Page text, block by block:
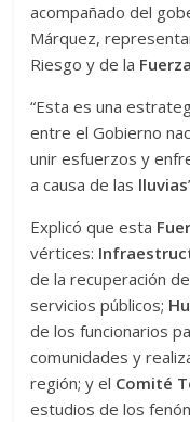
acompañado del
Márquez,
Riesgo y de la
“Esta es una
entre el Gobierno
unir esfuerzos y
a causa de las lluvias
Explicó que esta
vértices:
de la recuperación
servicios públicos;
de los funcionarios
comunidades y
región; y el Comité
estudios de los